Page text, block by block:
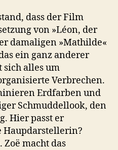
dass der Film
von »Léon, der
damaligen »Mathilde«
ein ganz anderer
sich alles um
Verbrechen.
Erdfarben und
Schmuddellook, den
Hier passt er
Haupdarstellerin?
Zoë macht das